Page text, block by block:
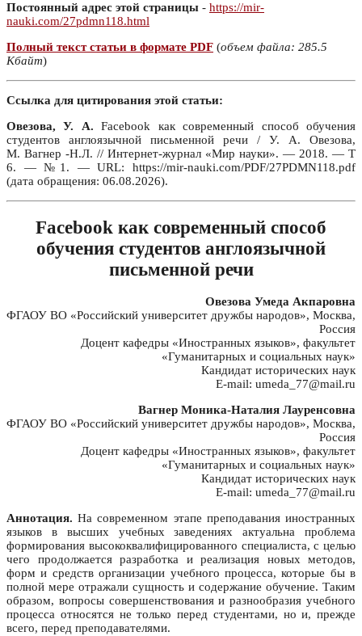
Постоянный адрес этой страницы - https://mir-
nauki.com/27pdmn118.html
Полный текст статьи в формате PDF (объем файла: 285.5
Кбайт)
Ссылка для цитирования этой статьи:
Овезова, У. А. Facebook как современный способ обучения
студентов англоязычной письменной речи / У. А. Овезова,
М. Вагнер -Н.Л. // Интернет-журнал «Мир науки». — 2018. — Т
6. — №1. — URL: https://mir-nauki.com/PDF/27PDMN118.pdf
(дата обращения: 06.08.2026).
Facebook как современный способ
обучения студентов англоязычной
письменной речи
Овезова Умеда Акпаровна
ФГАОУ ВО «Российский университет дружбы народов», Москва,
Россия
Доцент кафедры «Иностранных языков», факультет
«Гуманитарных и социальных наук»
Кандидат исторических наук
E-mail: umeda_77@mail.ru
Вагнер Моника-Наталия Лауренсовна
ФГАОУ ВО «Российский университет дружбы народов», Москва,
Россия
Доцент кафедры «Иностранных языков», факультет
«Гуманитарных и социальных наук»
Кандидат исторических наук
E-mail: umeda_77@mail.ru
Аннотация. На современном этапе преподавания иностранных
языков в высших учебных заведениях актуальна проблема
формирования высококвалифицированного специалиста, с целью
чего продолжается разработка и реализация новых методов,
форм и средств организации учебного процесса, которые бы в
полной мере отражали сущность и содержание обучение. Таким
образом, вопросы совершенствования и разнообразия учебного
процесса относятся не только перед студентами, но и, прежде
всего, перед преподавателями.